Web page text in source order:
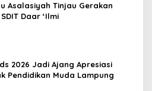
Asalasiyah Tinjau Gerakan
SDIT Daar ‘Ilmi
2026 Jadi Ajang Apresiasi
Pendidikan Muda Lampung